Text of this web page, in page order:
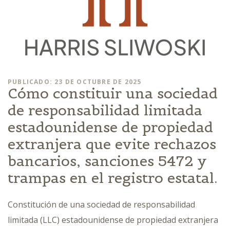
PUBLICADO: 23 DE OCTUBRE DE 2025
Cómo constituir una sociedad
de responsabilidad limitada
estadounidense de propiedad
extranjera que evite rechazos
bancarios, sanciones 5472 y
trampas en el registro estatal.
Constitución de una sociedad de responsabilidad
limitada (LLC) estadounidense de propiedad extranjera